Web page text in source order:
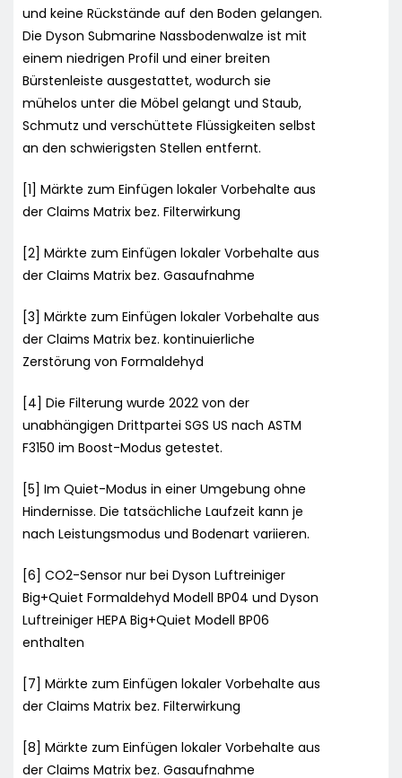
und keine Rückstände auf den Boden gelangen.
Die Dyson Submarine Nassbodenwalze ist mit
einem niedrigen Profil und einer breiten
Bürstenleiste ausgestattet, wodurch sie
mühelos unter die Möbel gelangt und Staub,
Schmutz und verschüttete Flüssigkeiten selbst
an den schwierigsten Stellen entfernt.
[1] Märkte zum Einfügen lokaler Vorbehalte aus
der Claims Matrix bez. Filterwirkung
[2] Märkte zum Einfügen lokaler Vorbehalte aus
der Claims Matrix bez. Gasaufnahme
[3] Märkte zum Einfügen lokaler Vorbehalte aus
der Claims Matrix bez. kontinuierliche
Zerstörung von Formaldehyd
[4] Die Filterung wurde 2022 von der
unabhängigen Drittpartei SGS US nach ASTM
F3150 im Boost-Modus getestet.
[5] Im Quiet-Modus in einer Umgebung ohne
Hindernisse. Die tatsächliche Laufzeit kann je
nach Leistungsmodus und Bodenart variieren.
[6] CO2-Sensor nur bei Dyson Luftreiniger
Big+Quiet Formaldehyd Modell BP04 und Dyson
Luftreiniger HEPA Big+Quiet Modell BP06
enthalten
[7] Märkte zum Einfügen lokaler Vorbehalte aus
der Claims Matrix bez. Filterwirkung
[8] Märkte zum Einfügen lokaler Vorbehalte aus
der Claims Matrix bez. Gasaufnahme